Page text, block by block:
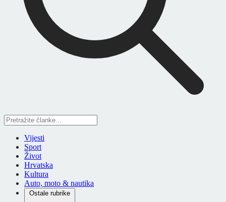
Vijesti
Sport
Život
Hrvatska
Kultura
Auto, moto & nautika
Ostale rubrike